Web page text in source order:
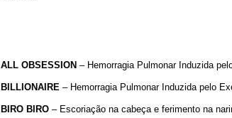
ALL OBSESSION – Hemorragia Pulmonar Induzida
BILLIONAIRE – Hemorragia Pulmonar Induzida pelo
BIRO BIRO – Escoriação na cabeça e ferimento na